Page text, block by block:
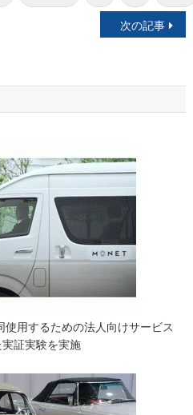
次の記事
用するための法人向けサービス
実証実験を実施